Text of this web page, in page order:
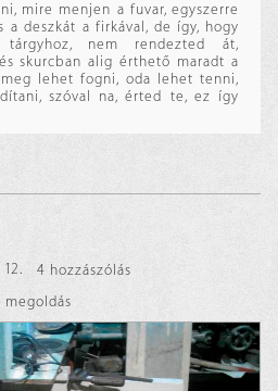
mire menjen a fuvar, egyszerre
a deszkát a firkával, de így, hogy
nem rendezted át,
skurcban alig érthető maradt a
meg lehet fogni, oda lehet tenni,
szóval na, érted te, ez így
12.
4 hozzászólás
megoldás